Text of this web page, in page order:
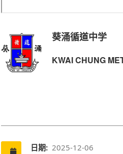
葵涌循道中学
KWAI CHUNG
日期: 2025-12-06